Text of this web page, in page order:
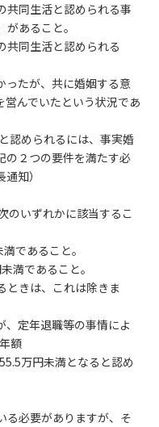
同生活と認められる事
あること。
同生活と認められる
たが、共に婚姻する意
んでいたという状況であ
認められるには、事実婚
の２つの要件を満たす必
知）
のいずれかに該当するこ
あること。
であること。
きは、これは除きま
定年退職等の事情によ
額
万円未満となると認め
必要がありますが、そ